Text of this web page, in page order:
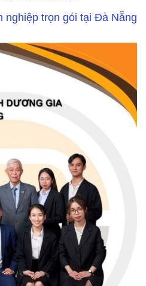
nghiệp trọn gói tại Đà Nẵng